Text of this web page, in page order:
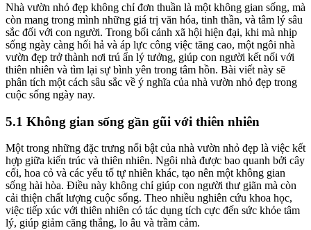
Nhà vườn nhỏ đẹp không chỉ đơn thuần là một không gian sống, mà
còn mang trong mình những giá trị văn hóa, tinh thần, và tâm lý sâu
sắc đối với con người. Trong bối cảnh xã hội hiện đại, khi mà nhịp
sống ngày càng hối hả và áp lực công việc tăng cao, một ngôi nhà
vườn đẹp trở thành nơi trú ẩn lý tưởng, giúp con người kết nối với
thiên nhiên và tìm lại sự bình yên trong tâm hồn. Bài viết này sẽ
phân tích một cách sâu sắc về ý nghĩa của nhà vườn nhỏ đẹp trong
cuộc sống ngày nay.
5.1 Không gian sống gần gũi với thiên nhiên
Một trong những đặc trưng nổi bật của nhà vườn nhỏ đẹp là việc kết
hợp giữa kiến trúc và thiên nhiên. Ngôi nhà được bao quanh bởi cây
cối, hoa cỏ và các yếu tố tự nhiên khác, tạo nên một không gian
sống hài hòa. Điều này không chỉ giúp con người thư giãn mà còn
cải thiện chất lượng cuộc sống. Theo nhiều nghiên cứu khoa học,
việc tiếp xúc với thiên nhiên có tác dụng tích cực đến sức khỏe tâm
lý, giúp giảm căng thẳng, lo âu và trầm cảm.